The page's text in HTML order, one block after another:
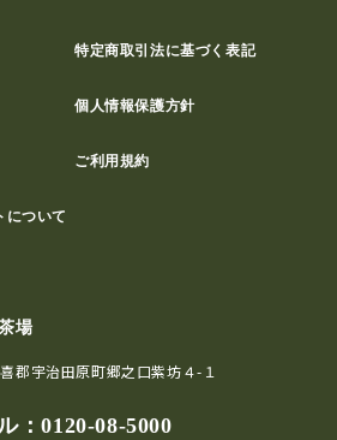
特定商取引法に基づく表記
個人情報保護方針
ご利用規約
について
場
宇治田原町郷之口紫坊４-１
：0120-08-5000